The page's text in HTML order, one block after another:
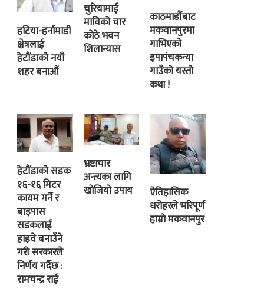
हटिया-हर्नामाडी
क्षेत्रलाई
हेटौंडाको नयाँ
शहर बनाऔं
चुरियामाई
माविको चार
कोठे भवन
शिलान्यास
काठमाडौंबाट
मकवानपुरमा
गाभिएको
इपापंचकन्या
गाउँको यस्तो
कथा !
हेटौंडाको सडक
१६-१६ मिटर
कायम गर्ने र
बाइपास
सडकलाई
हाइवे बनाउँने
गरी सरकारले
निर्णय गर्दैछ :
रामचन्द्र राई
भ्रष्टाचार
अन्त्यका लागि
खोजियो उपाय
ऐतिहासिक
धरोहरले भरिपूर्ण
हाम्रो मकवानपुर